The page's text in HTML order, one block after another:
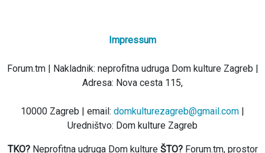
Impressum
Forum.tm | Nakladnik: neprofitna udruga Dom kulture Zagreb |
Adresa: Nova cesta 115,
10000 Zagreb | email: domkulturezagreb@gmail.com |
Uredništvo: Dom kulture Zagreb
TKO?Neprofitna udruga Dom kulture ŠTO?Forum.tm, prostor